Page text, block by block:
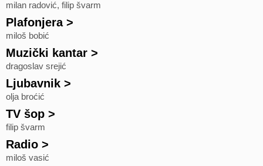
milan radović, filip švarm
Plafonjera>
miloš bobić
Muzički kantar >
dragoslav srejić
Ljubavnik >
olja broćić
TV šop >
filip švarm
Radio >
miloš vasić